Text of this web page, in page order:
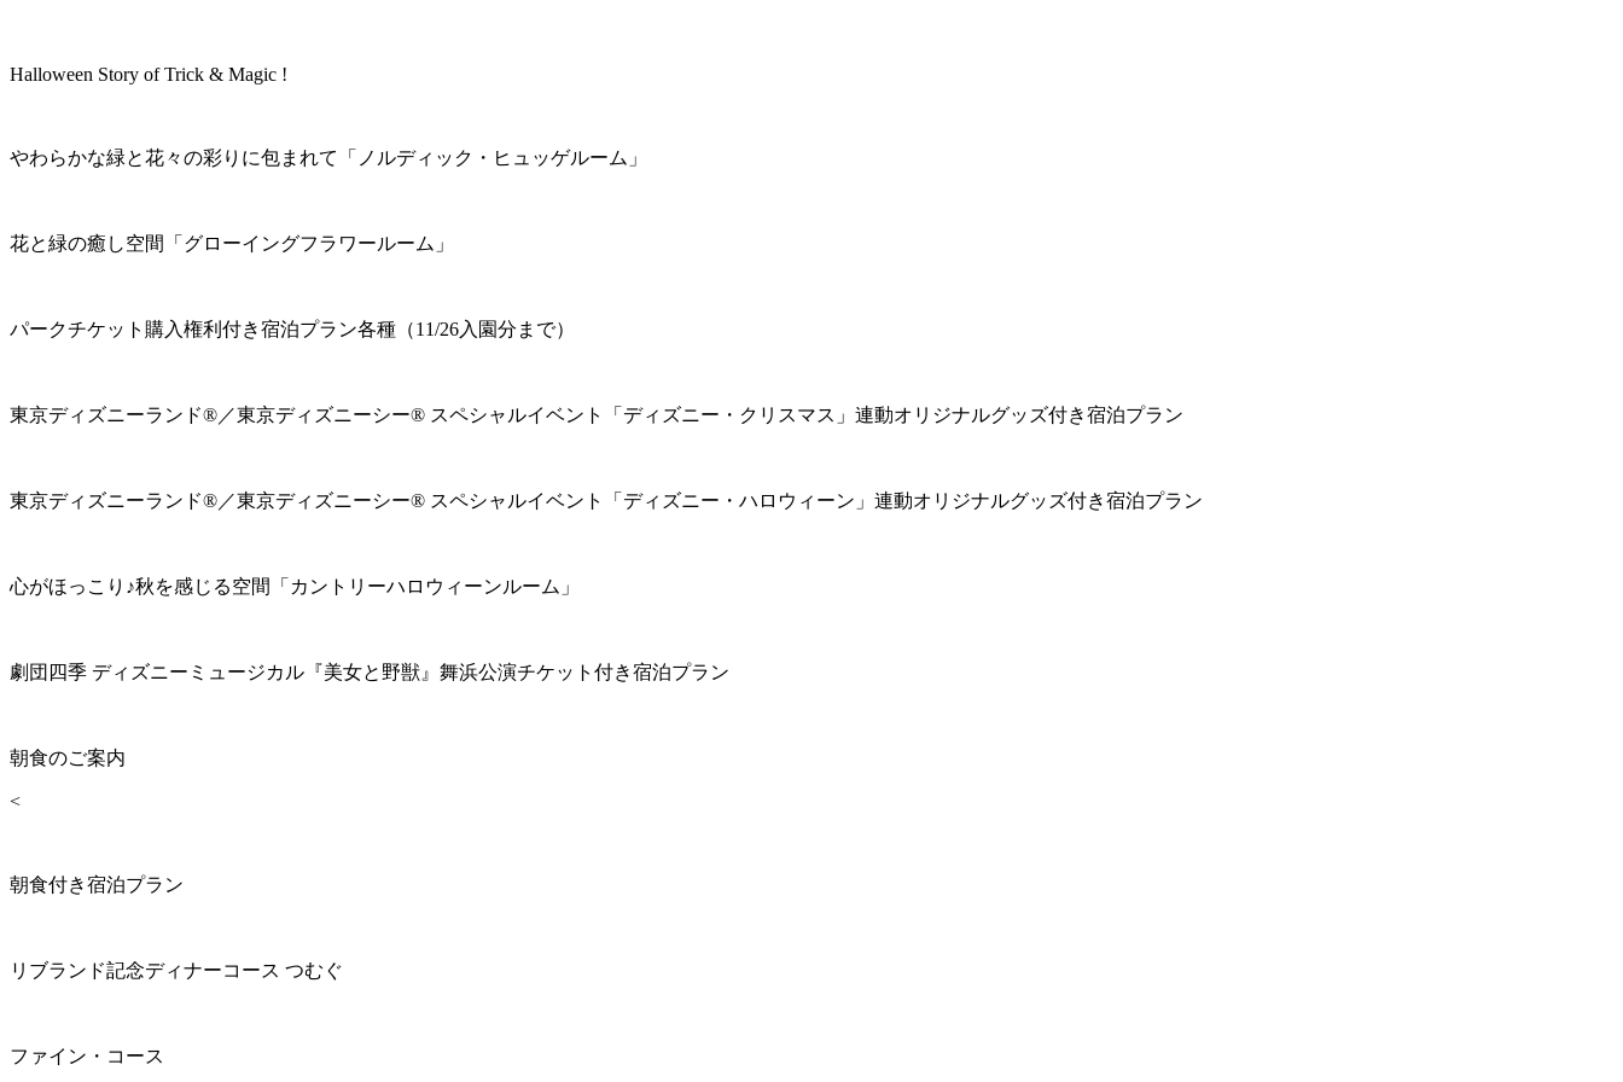
Halloween Story of Trick & Magic !
やわらかな緑と花々の彩りに包まれて「ノルディック・ヒュッゲルーム」
花と緑の癒し空間「グローイングフラワールーム」
パークチケット購入権利付き宿泊プラン各種（11/26入園分まで）
東京ディズニーランド®／東京ディズニーシー® スペシャルイベント「ディズニー・クリスマス」連動オリジナルグッズ付き宿泊プラン
東京ディズニーランド®／東京ディズニーシー® スペシャルイベント「ディズニー・ハロウィーン」連動オリジナルグッズ付き宿泊プラン
心がほっこり♪秋を感じる空間「カントリーハロウィーンルーム」
劇団四季 ディズニーミュージカル『美女と野獣』舞浜公演チケット付き宿泊プラン
朝食のご案内
<
朝食付き宿泊プラン
リブランド記念ディナーコース つむぐ
ファイン・コース